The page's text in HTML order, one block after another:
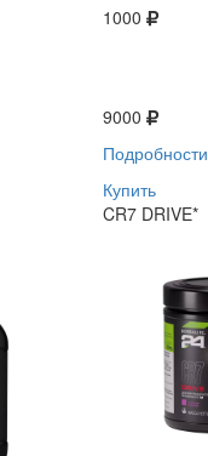
1000
9000
Подробности
Купить
CR7 DRIVE*